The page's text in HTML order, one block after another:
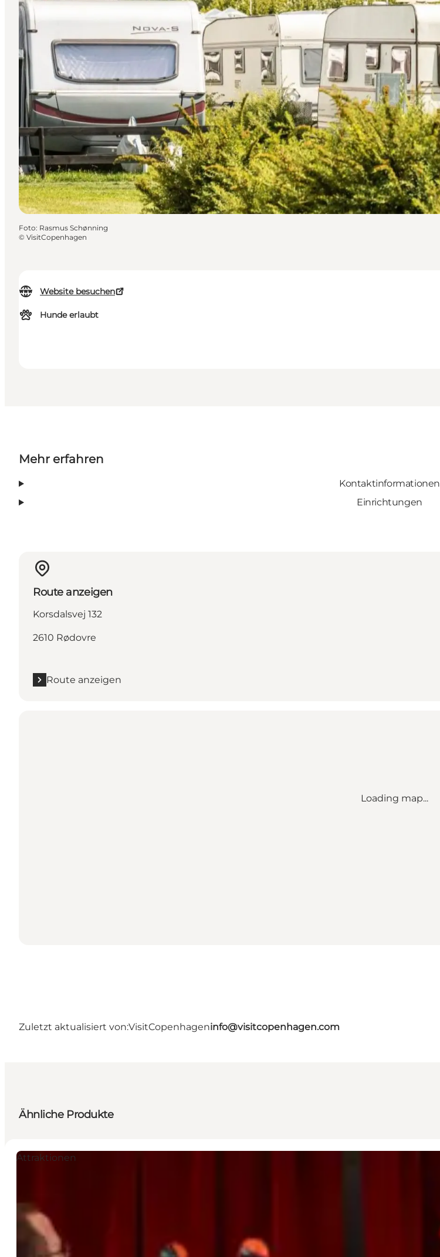
Website besuchen
Hunde erlaubt
Foto: Rasmus Schønning
© VisitCopenhagen
Mehr erfahren
Kontaktinformationen
Einrichtungen
Route anzeigen
Korsdalsvej 132
2610 Rødovre
Route anzeigen
Loading map...
Zuletzt aktualisiert von:VisitCopenhageninfo@visitcopenhagen.com
Ähnliche Produkte
Attraktionen